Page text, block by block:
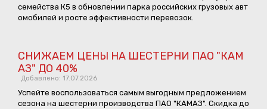
семейства К5 в обновлении парка российских грузовых авт
омобилей и росте эффективности перевозок.
СНИЖАЕМ ЦЕНЫ НА ШЕСТЕРНИ ПАО "КАМ
АЗ" ДО 40%
Добавлено: 17.07.2026
Успейте воспользоваться самым выгодным предложением
сезона на шестерни производства ПАО "КАМАЗ". Скидка до